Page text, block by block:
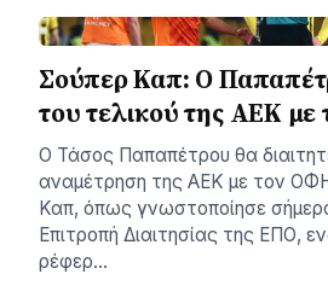
Σούπερ Καπ: Ο
του τελικού της ΑΕΚ
Ο Τάσος Παπαπέτρου θα
αναμέτρηση της ΑΕΚ με τον
Καπ, όπως γνωστοποίησε
Επιτροπή Διαιτησίας της ΕΠΟ,
ρέφερ…